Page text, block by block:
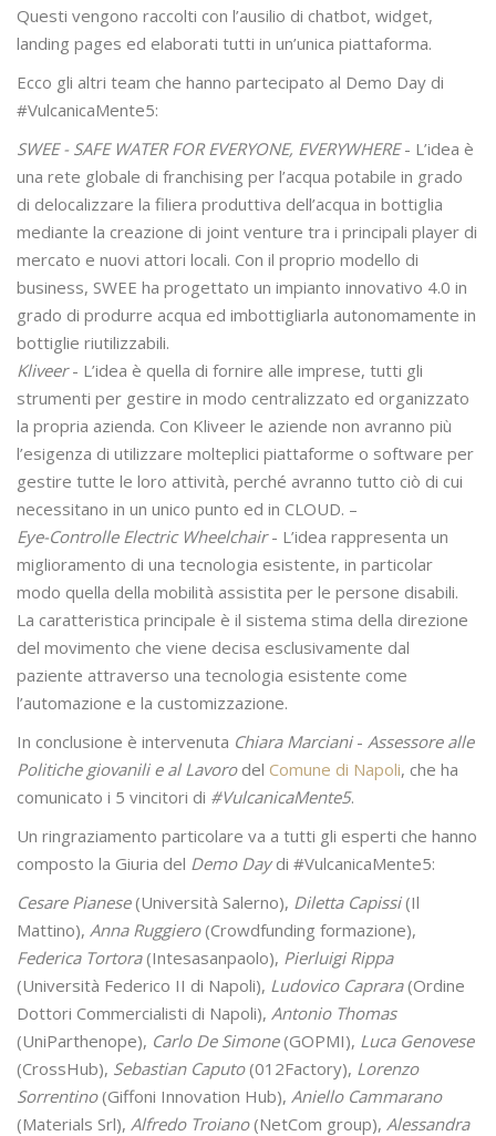
Questi vengono raccolti con l’ausilio di chatbot, widget,
landing pages ed elaborati tutti in un’unica piattaforma.
Ecco gli altri team che hanno partecipato al Demo Day di
#VulcanicaMente5:
SWEE - SAFE WATER FOR EVERYONE, EVERYWHERE- L’idea è
una rete globale di franchising per l’acqua potabile in grado
di delocalizzare la filiera produttiva dell’acqua in bottiglia
mediante la creazione di joint venture tra i principali player di
mercato e nuovi attori locali. Con il proprio modello di
business, SWEE ha progettato un impianto innovativo 4.0 in
grado di produrre acqua ed imbottigliarla autonomamente in
bottiglie riutilizzabili.
Kliveer- L’idea è quella di fornire alle imprese, tutti gli
strumenti per gestire in modo centralizzato ed organizzato
la propria azienda. Con Kliveer le aziende non avranno più
l’esigenza di utilizzare molteplici piattaforme o software per
gestire tutte le loro attività, perché avranno tutto ciò di cui
necessitano in un unico punto ed in CLOUD. –
Eye-Controlle Electric Wheelchair- L’idea rappresenta un
miglioramento di una tecnologia esistente, in particolar
modo quella della mobilità assistita per le persone disabili.
La caratteristica principale è il sistema stima della direzione
del movimento che viene decisa esclusivamente dal
paziente attraverso una tecnologia esistente come
l’automazione e la customizzazione.
In conclusione è intervenuta Chiara Marciani- Assessore alle
Politiche giovanili e al Lavorodel Comune di Napoli, che ha
comunicato i 5 vincitori di #VulcanicaMente5.
Un ringraziamento particolare va a tutti gli esperti che hanno
composto la Giuria del Demo Daydi #VulcanicaMente5:
Cesare Pianese(Università Salerno), Diletta Capissi(Il
Mattino), Anna Ruggiero(Crowdfunding formazione),
Federica Tortora(Intesasanpaolo), Pierluigi Rippa
(Università Federico II di Napoli), Ludovico Caprara(Ordine
Dottori Commercialisti di Napoli), Antonio Thomas
(UniParthenope), Carlo De Simone(GOPMI), Luca Genovese
(CrossHub), Sebastian Caputo(012Factory), Lorenzo
Sorrentino(Giffoni Innovation Hub), Aniello Cammarano
(Materials Srl), Alfredo Troiano(NetCom group), Alessandra